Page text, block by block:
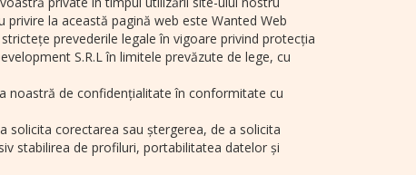
la această pagină web este Wanted Web
prevederile legale în vigoare privind protecția
S.R.L în limitele prevăzute de lege, cu
noastră de confidențialitate în conformitate cu
solicita corectarea sau ștergerea, de a solicita
stabilirea de profiluri, portabilitatea datelor și